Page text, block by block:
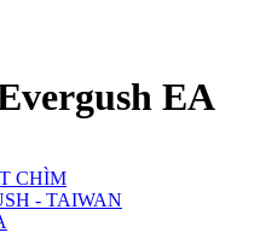
EA
CHÌM
- TAIWAN